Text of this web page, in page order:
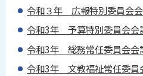
令和３年 広報特別委員会
令和3年 予算特別委員会会
令和3年 総務常任委員会会
令和3年 文教福祉常任委員